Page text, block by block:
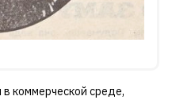
коммерческой среде,